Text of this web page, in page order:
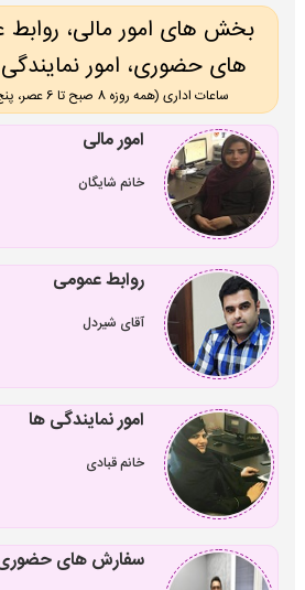
بخش های امور مالی،
های حضوری، امور
ساعات اداری (همه روزه 8 صبح تا 6 عصر، پنج شنبه ها تا 3 عصر )
امور مالی
خانم شایگان
روابط عمومی
آقای شیردل
امور نمایندگی ها
خانم قبادی
سفارش های